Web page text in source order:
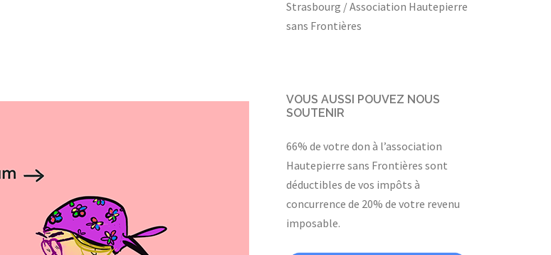
Strasbourg / Association Hautepierre
sans Frontières
VOUS AUSSI POUVEZ NOUS
SOUTENIR
66% de votre don à l’association
Hautepierre sans Frontières sont
déductibles de vos impôts à
concurrence de 20% de votre revenu
imposable.